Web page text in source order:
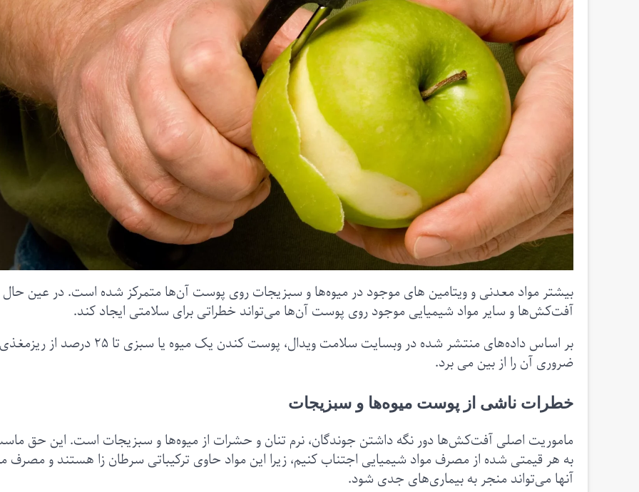
بیشتر مواد معدنی و ویتامین های موجود در میوه‌ها و سبزیجات روی پوست آن‌ها متمرکز شده است. در عین حال
آفت‌کش‌ها و سایر مواد شیمیایی موجود روی پوست آن‌ها می‌تواند خطراتی برای سلامتی ایجاد کند.
بر اساس داده‌های منتشر شده در وبسایت سلامت ویدال، پوست کندن یک میوه یا سبزی
ضروری آن را از بین می برد.
خطرات ناشی از پوست میوه‌ها و سبزیجات
ماموریت اصلی آفت‌کش‌ها دور نگه داشتن جوندگان، نرم تنان و حشرات از میوه‌ها و سبزیجات است. این حق
به هر قیمتی شده از مصرف مواد شیمیایی اجتناب کنیم، زیرا این مواد حاوی ترکیباتی سرطان زا هستند و مصرف
آنها می‌تواند منجر به بیماری‌های جدی شود.